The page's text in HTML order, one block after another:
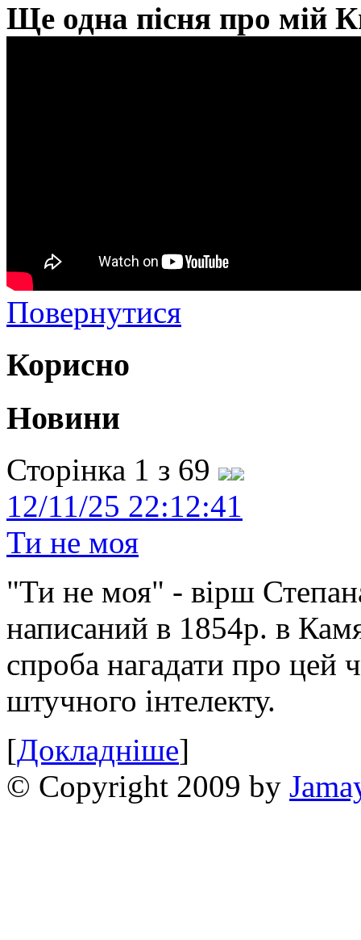
Ще одна пісня про мій
Повернутися
Корисно
Новини
Сторінка 1 з 69
12/11/25 22:12:41
Ти не моя
"Ти не моя" - вірш
написаний в 1854р. в
спроба нагадати про цей
штучного інтелекту.
[Докладніше]
© Copyright 2009 by